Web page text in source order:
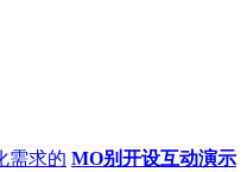
需求的 MO别开设互动演示